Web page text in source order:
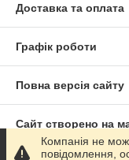
Доставка та оплата
Графік роботи
Повна версія сайту
Сайт створено на
Компанія не
повідомлення,